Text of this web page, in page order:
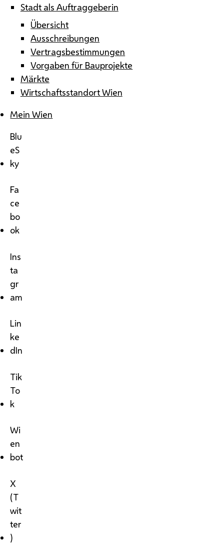
Stadt als Auftraggeberin
Übersicht
Ausschreibungen
Vertragsbestimmungen
Vorgaben für Bauprojekte
Märkte
Wirtschaftsstandort Wien
Mein Wien
Blu
eS
ky
Fa
ce
bo
ok
Ins
ta
gr
am
Lin
ke
dIn
Tik
To
k
Wi
en
bot
X
(T
wit
ter
)